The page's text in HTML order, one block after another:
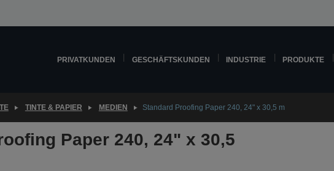
PRIVATKUNDEN GESCHÄFTSKUNDEN INDUSTRIE PRODUKTE
TINTE & PAPIER MEDIEN Standard Proofing Paper 240, 24" x 30,5 m
Paper 240, 24" x 30,5